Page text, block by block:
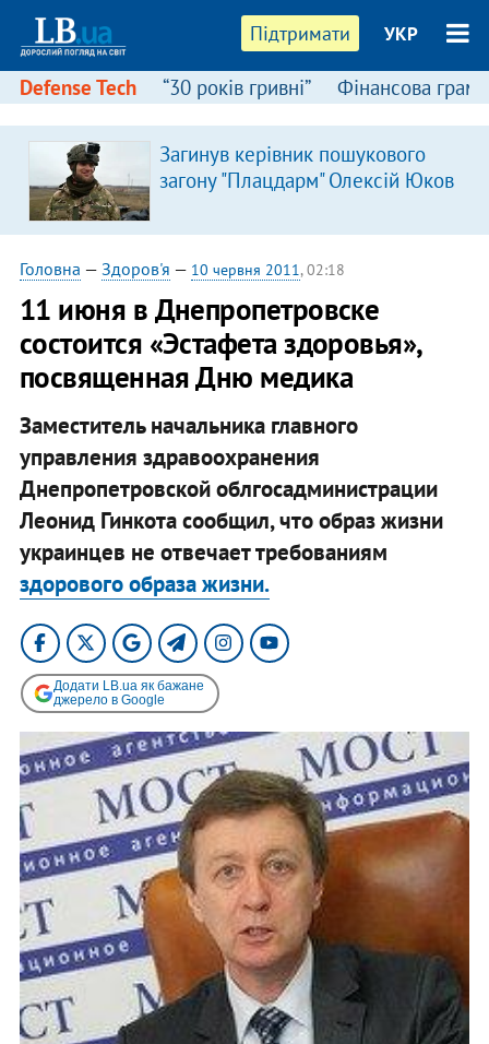
Підтримати УКР
Defense Tech “30 років гривні” Фінансова
Загинув керівник пошукового
загону "Плацдарм" Олексій Юков
Головна — Здоров'я — 10 червня 2011, 02:18
11 июня в Днепропетровске
состоится «Эстафета здоровья»,
посвященная Дню медика
Заместитель начальника главного
управления здравоохранения
Днепропетровской облгосадминистрации
Леонид Гинкота сообщил, что образ жизни
украинцев не отвечает требованиям
здорового образа жизни.
Додати LB.ua як бажане
джерело в Google